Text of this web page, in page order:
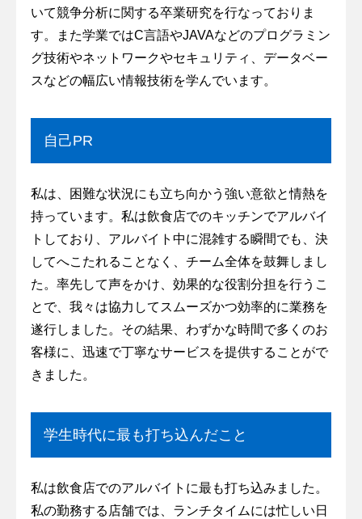
いて競争分析に関する卒業研究を行なっておりま
す。また学業ではC言語やJAVAなどのプログラミン
グ技術やネットワークやセキュリティ、データベー
スなどの幅広い情報技術を学んでいます。
自己PR
私は、困難な状況にも立ち向かう強い意欲と情熱を
持っています。私は飲食店でのキッチンでアルバイ
トしており、アルバイト中に混雑する瞬間でも、決
してへこたれることなく、チーム全体を鼓舞しまし
た。率先して声をかけ、効果的な役割分担を行うこ
とで、我々は協力してスムーズかつ効率的に業務を
遂行しました。その結果、わずかな時間で多くのお
客様に、迅速で丁寧なサービスを提供することがで
きました。
学生時代に最も打ち込んだこと
私は飲食店でのアルバイトに最も打ち込みました。
私の勤務する店舗では、ランチタイムには忙しい日